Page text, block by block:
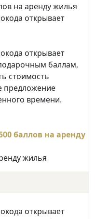
на аренду жилья
открывает
открывает
баллам,
стоимость
предложение
времени.
жилья
открывает